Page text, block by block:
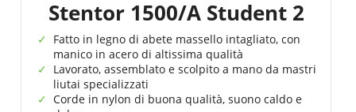
Stentor 1500/A Student 2
Fatto in legno di abete massello intagliato, con
manico in acero di altissima qualità
Lavorato, assemblato e scolpito a mano da mastri
liutai specializzati
Corde in nylon di buona qualità, suono caldo e